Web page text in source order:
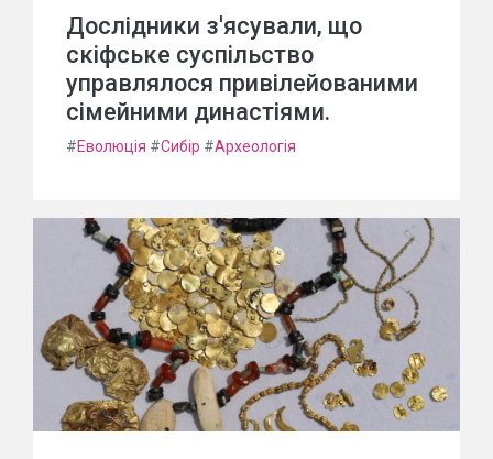
Дослідники з'ясували, що
скіфське суспільство
управлялося привілейованими
сімейними династіями.
#Еволюція #Сибір #Археологія